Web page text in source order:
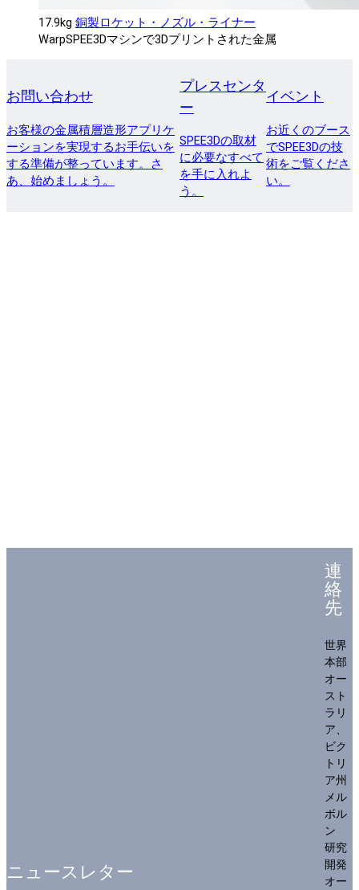
17.9kg 銅製ロケット・ノズル・ライナー
WarpSPEE3Dマシンで3Dプリントされた金属
お問い合わせ
お客様の金属積層造形アプリケ
ーションを実現するお手伝いを
する準備が整っています。さ
あ、始めましょう。
プレスセンタ
ー
SPEE3Dの取材
に必要なすべて
を手に入れよ
う。
イベント
お近くのブース
でSPEE3Dの技
術をご覧くださ
い。
ニュースレター
連
絡
先
世界
本部
オー
スト
ラリ
ア、
ビク
トリ
ア州
メル
ボル
ン
研究
開発
オー